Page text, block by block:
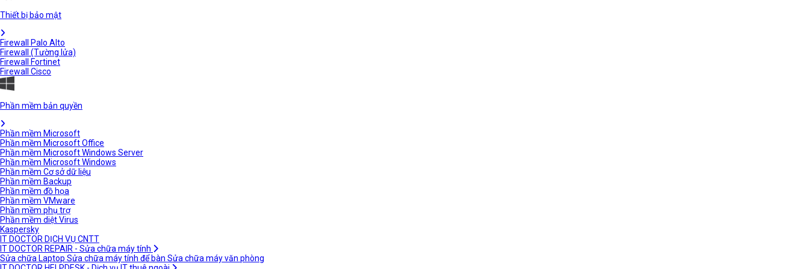
Thiết bị bảo mật
Firewall Palo Alto
Firewall (Tường lửa)
Firewall Fortinet
Firewall Cisco
Phần mềm bản quyền
Phần mềm Microsoft
Phần mềm Microsoft Office
Phần mềm Microsoft Windows Server
Phần mềm Microsoft Windows
Phần mềm Cơ sở dữ liệu
Phần mềm Backup
Phần mềm đồ họa
Phần mềm VMware
Phần mềm phụ trợ
Phần mềm diệt Virus
Kaspersky
IT DOCTOR DỊCH VỤ CNTT
IT DOCTOR REPAIR - Sửa chữa máy tính
Sửa chữa Laptop Sửa chữa máy tính để bàn Sửa chữa máy văn phòng